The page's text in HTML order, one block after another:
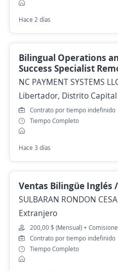
Hace 2 días
Bilingual Operations
Success Specialist
NC PAYMENT SYSTEMS
Libertador, Distrito Capital
Contrato por tiempo indefinido
Tiempo Completo
Hace 3 días
Ventas Bilingüe Inglés
SULBARAN RONDON
Extranjero
200,00 $ (Mensual) +
Contrato por tiempo indefinido
Tiempo Completo